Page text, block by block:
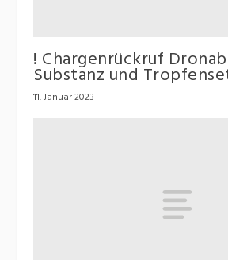
! Chargenrückruf
Substanz und
11. Januar 2023